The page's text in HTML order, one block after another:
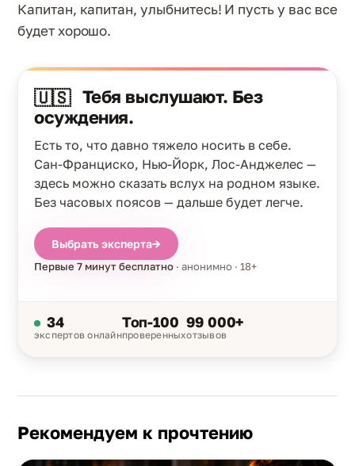
Капитан, капитан, улыбнитесь! И пусть у вас все
будет хорошо.
🇺🇸 Тебя выслушают. Без
осуждения.
Есть то, что давно тяжело носить в себе.
Сан-Франциско, Нью-Йорк, Лос-Анджелес —
здесь можно сказать вслух на родном языке.
Без часовых поясов — дальше будет легче.
Выбрать эксперта→
Первые 7 минут бесплатно · анонимно · 18+
34
экспертов онлайн
Топ-100
проверенных
99 000+
отзывов
Рекомендуем к прочтению